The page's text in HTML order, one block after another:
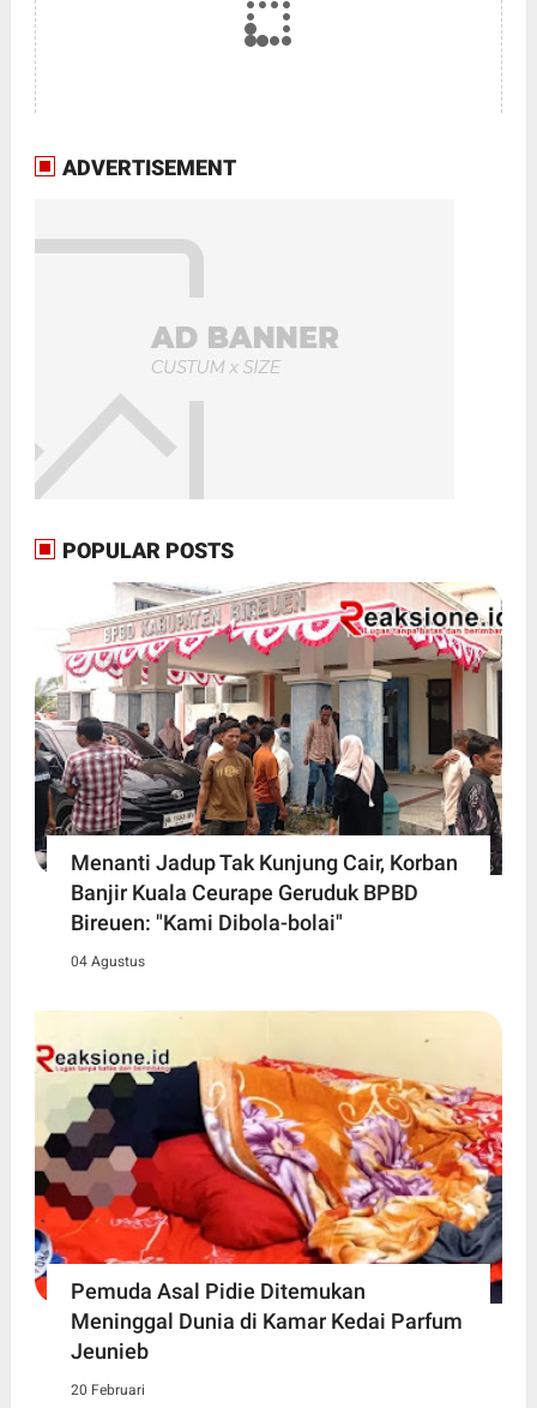
ADVERTISEMENT
POPULAR POSTS
Menanti Jadup Tak Kunjung Cair, Korban
Banjir Kuala Ceurape Geruduk BPBD
Bireuen: "Kami Dibola-bolai"
04 Agustus
Pemuda Asal Pidie Ditemukan
Meninggal Dunia di Kamar Kedai Parfum
Jeunieb
20 Februari